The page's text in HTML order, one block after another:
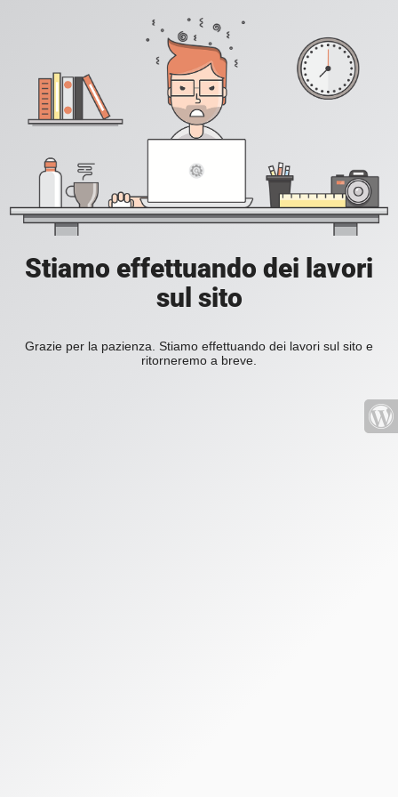
Stiamo effettuando dei lavori
sul sito
Grazie per la pazienza. Stiamo effettuando dei lavori sul sito e
ritorneremo a breve.